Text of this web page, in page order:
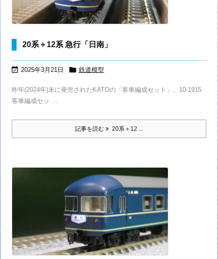
20系＋12系 急行「日南」
 2025年3月21日  鉄道模型
昨年(2024年)末に発売されたKATOの「客車編成セット」、10-1915
客車編成セッ ...
記事を読む 20系＋12 ...